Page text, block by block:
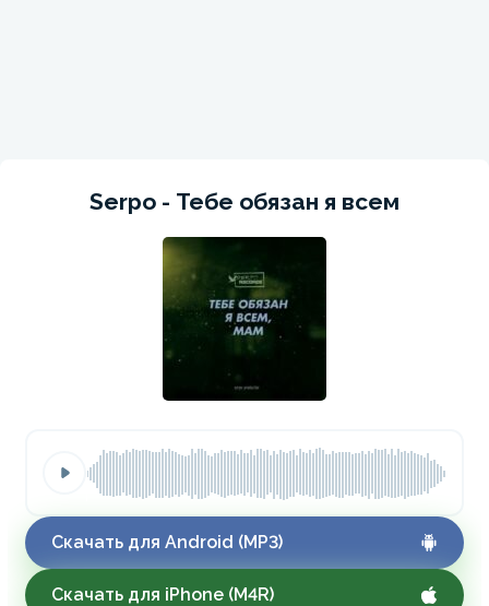
Serpo - Тебе обязан я всем
Скачать для Android (MP3)
Скачать для iPhone (M4R)